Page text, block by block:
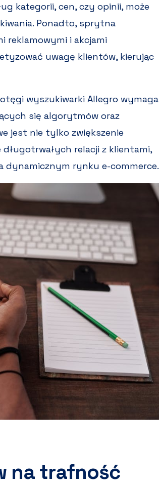
kategorii, cen, czy opinii, może
Ponadto, sprytna
reklamowymi i akcjami
uwagę klientów, kierując
wyszukiwarki Allegro wymaga
się algorytmów oraz
jest nie tylko zwiększenie
relacji z klientami,
dynamicznym rynku e-commerce.
na trafność